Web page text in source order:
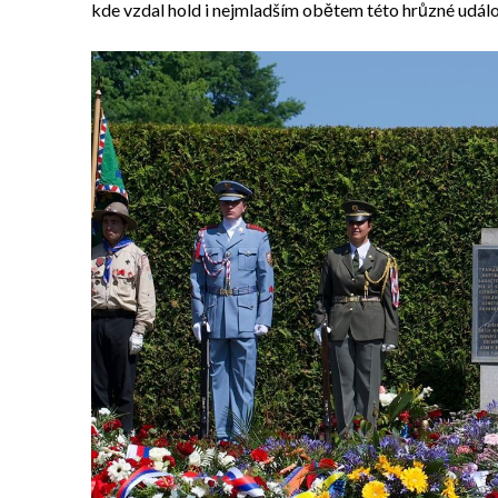
kde vzdal hold i nejmladším obětem této hrůzné